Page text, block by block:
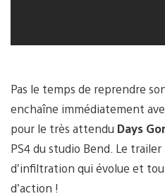
Pas le temps de reprendre
enchaîne immédiatement
pour le très attendu Days
PS4 du studio Bend. Le
d’infiltration qui évolue et
d’action !